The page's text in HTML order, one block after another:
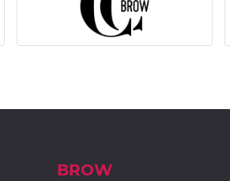
BROW